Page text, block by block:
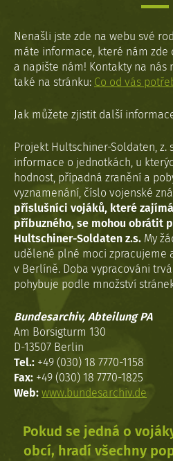
Nenašli jste zde na webu své
máte informace, které nám zde
a napište nám! Kontakty na nás
také na stránku: Co od vás
Jak můžete zjistit další
Projekt Hultschiner-Soldaten, z.
informace o jednotkách, u
hodnost, případná zranění a
vyznamenání, číslo vojenské
příslušníci vojáků, které
příbuzného, se mohou obrátit
Hultschiner-Soldaten z.s. My
udělené plné moci zpracujeme
v Berlíně. Doba vypracováni
pohybuje podle množství
Bundesarchiv, Abteilung PA
Am Borsigturm 130
D-13507 Berlin
Tel.: +49 (030) 18 7770-1158
Fax: +49 (030) 18 7770-1825
Web: www.bundesarchiv.de
Pokud se jedná o
obcí, hradí všechny